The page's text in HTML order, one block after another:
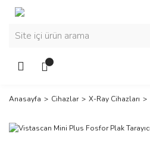
Anasayfa Cihazlar X-Ray Cihazları